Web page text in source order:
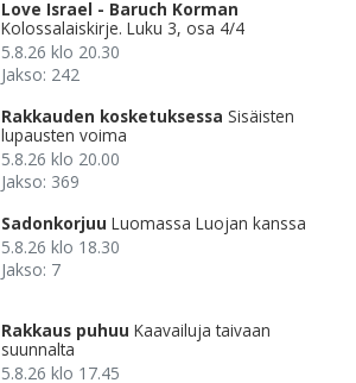
Love Israel - Baruch Korman
Kolossalaiskirje. Luku 3, osa 4/4
5.8.26 klo 20.30
Jakso: 242
Rakkauden kosketuksessa Sisäisten
lupausten voima
5.8.26 klo 20.00
Jakso: 369
Sadonkorjuu Luomassa Luojan kanssa
5.8.26 klo 18.30
Jakso: 7
Rakkaus puhuu Kaavailuja taivaan
suunnalta
5.8.26 klo 17.45